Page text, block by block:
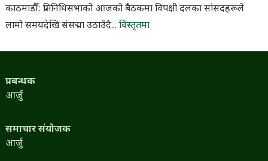
काठमाडौँ: प्रतिनिधिसभाको आजको बैठकमा विपक्षी दलका सांसदहरूले
लामो समयदेखि संसद्मा उठाउँदै... विस्तृतमा
प्रबन्धक
आर्जु
समाचार संयोजक
आर्जु